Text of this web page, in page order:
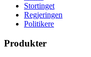
Stortinget
Regjeringen
Politikere
Produkter